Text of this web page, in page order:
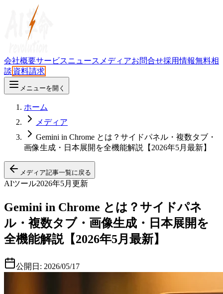
会社概要サービスニュース メディアお問合せ採用情報無料相
談 資料請求
メニューを開く
ホーム
メディア
Gemini in Chrome とは？サイドパネル・複数タブ・
画像生成・日本展開を全機能解説【2026年5月最新】
メディア記事一覧に戻る
AIツール2026年5月更新
Gemini in Chrome とは？サイドパネ
ル・複数タブ・画像生成・日本展開を
全機能解説【2026年5月最新】
公開日: 2026/05/17